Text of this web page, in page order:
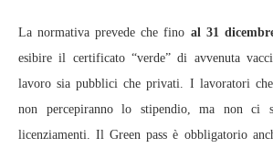
La normativa prevede che fino al 31
esibire il certificato “verde” di avvenuta
lavoro sia pubblici che privati. I lavoratori che
non percepiranno lo stipendio, ma non ci
licenziamenti. Il Green pass è obbligatorio